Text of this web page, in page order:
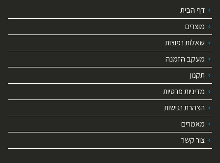
דף הבית
מוצרים
שאלות נפוצות
מעקב הזמנה
תקנון
מדיניות פרטיות
הצהרת נגישות
מאמרים
צור קשר